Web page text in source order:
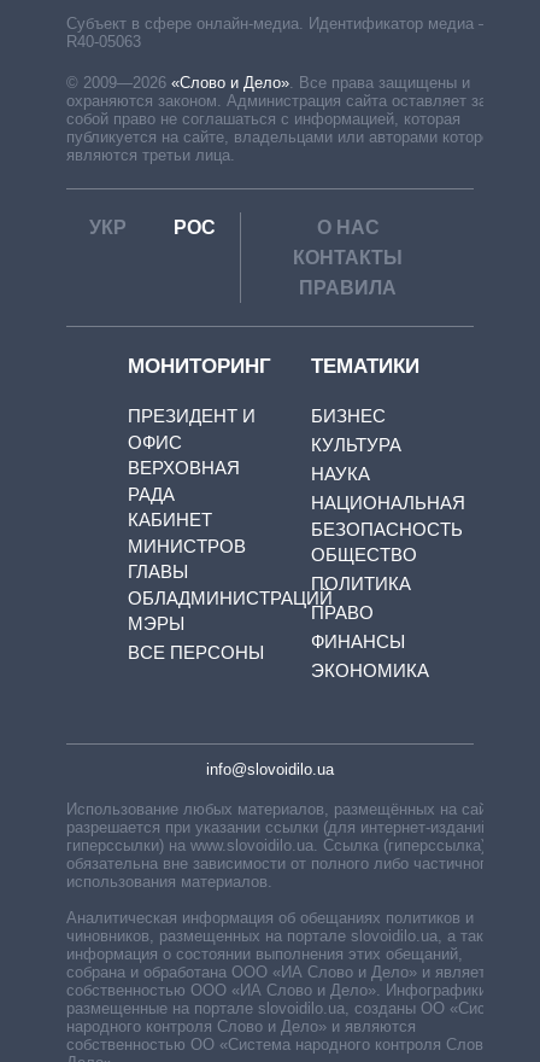
Субъект в сфере онлайн-медиа. Идентификатор медиа –
R40-05063
© 2009—2026 «Слово и Дело». Все права защищены и
охраняются законом. Администрация сайта оставляет за
собой право не соглашаться с информацией, которая
публикуется на сайте, владельцами или авторами которой
являются третьи лица.
УКР РОС
О НАС
КОНТАКТЫ
ПРАВИЛА
МОНИТОРИНГ
ПРЕЗИДЕНТ И
ОФИС
ВЕРХОВНАЯ
РАДА
КАБИНЕТ
МИНИСТРОВ
ГЛАВЫ
ОБЛАДМИНИСТРАЦИЙ
МЭРЫ
ВСЕ ПЕРСОНЫ
ТЕМАТИКИ
БИЗНЕС
КУЛЬТУРА
НАУКА
НАЦИОНАЛЬНАЯ
БЕЗОПАСНОСТЬ
ОБЩЕСТВО
ПОЛИТИКА
ПРАВО
ФИНАНСЫ
ЭКОНОМИКА
info@slovoidilo.ua
Использование любых материалов, размещённых на сайте,
разрешается при указании ссылки (для интернет-изданий —
гиперссылки) на www.slovoidilo.ua. Ссылка (гиперссылка)
обязательна вне зависимости от полного либо частичного
использования материалов.
Аналитическая информация об обещаниях политиков и
чиновников, размещенных на портале slovoidilo.ua, а также
информация о состоянии выполнения этих обещаний,
собрана и обработана ООО «ИА Слово и Дело» и является
собственностью ООО «ИА Слово и Дело». Инфографики,
размещенные на портале slovoidilo.ua, созданы ОО «Система
народного контроля Слово и Дело» и являются
собственностью ОО «Система народного контроля Слово и